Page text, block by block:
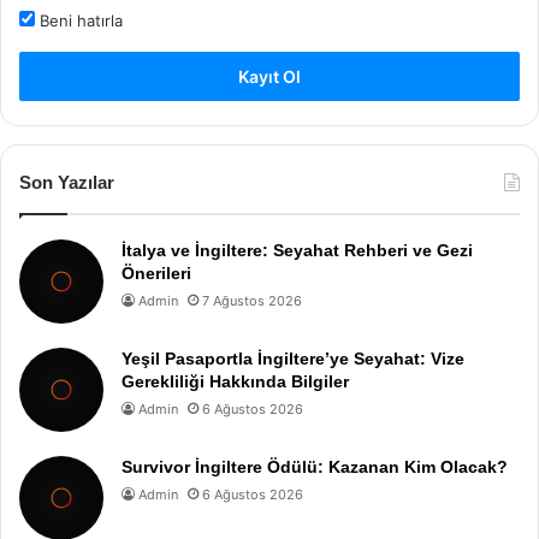
Beni hatırla
Kayıt Ol
Son Yazılar
İtalya ve İngiltere: Seyahat Rehberi ve Gezi
Önerileri
Admin 7 Ağustos 2026
Yeşil Pasaportla İngiltere’ye Seyahat: Vize
Gerekliliği Hakkında Bilgiler
Admin 6 Ağustos 2026
Survivor İngiltere Ödülü: Kazanan Kim Olacak?
Admin 6 Ağustos 2026